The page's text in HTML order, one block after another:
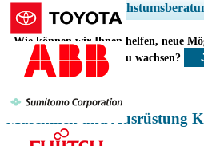
Regionale und länderspezifische
Unternehmensprofile, Wettbewerbs-
Einblicke.
Jetzt
Wie können wir Ihnen helfen, neue
schneller zu wachsen?
Maschinen und Ausrüstung